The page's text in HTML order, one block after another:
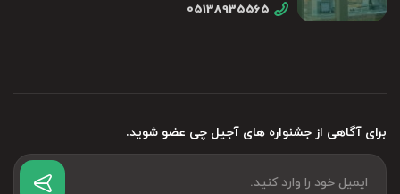
برای آگاهی از جشنواره های آجیل چی عضو شوید.
05138935565